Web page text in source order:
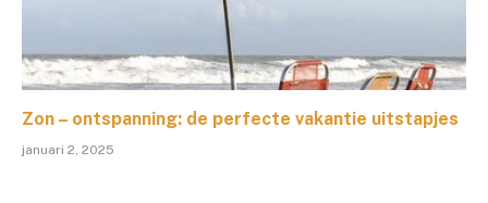
Zon – ontspanning: de perfecte vakantie uitstapjes
januari 2, 2025